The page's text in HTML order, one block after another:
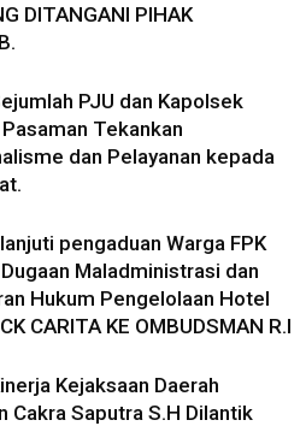
DITANGANI PIHAK
PJU dan Kapolsek
Tekankan
dan Pelayanan kepada
pengaduan Warga FPK
Maladministrasi dan
Hukum Pengelolaan Hotel
CARITA KE OMBUDSMAN R.I
Kejaksaan Daerah
Cakra Saputra S.H Dilantik